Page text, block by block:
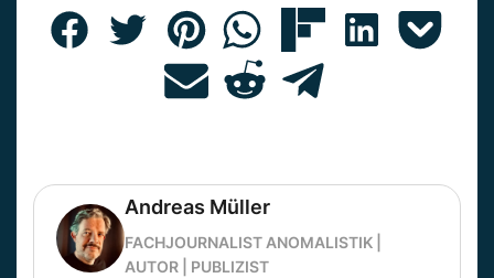
Andreas Müller
FACHJOURNALIST ANOMALISTIK |
AUTOR | PUBLIZIST